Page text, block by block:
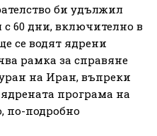
би удължил
60 дни, включително в
се водят ядрени
рамка за справяне
уран на Иран, въпреки
програма на
по-подробно